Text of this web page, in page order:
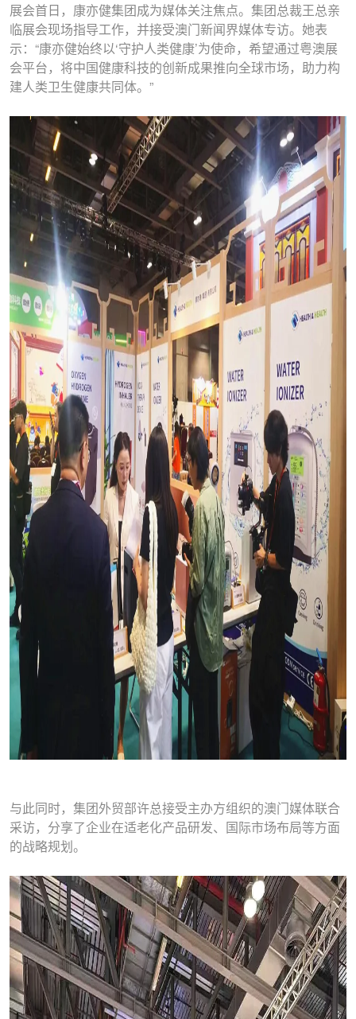
展会首日，康亦健集团成为媒体关注焦点。集团总裁王总亲
临展会现场指导工作，并接受澳门新闻界媒体专访。她表
示：“康亦健始终以‘守护人类健康’为使命，希望通过粤澳展
会平台，将中国健康科技的创新成果推向全球市场，助力构
建人类卫生健康共同体。”
与此同时，集团外贸部许总接受主办方组织的澳门媒体联合
采访，分享了企业在适老化产品研发、国际市场布局等方面
的战略规划。